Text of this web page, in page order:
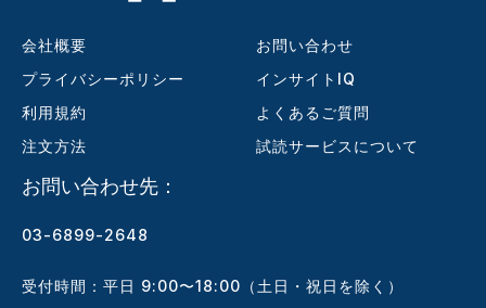
会社概要
プライバシーポリシー
利用規約
注文方法
お問い合わせ
インサイトIQ
よくあるご質問
試読サービスについて
お問い合わせ先：
03-6899-2648
受付時間：平日 9:00〜18:00（土日・祝日を除く）